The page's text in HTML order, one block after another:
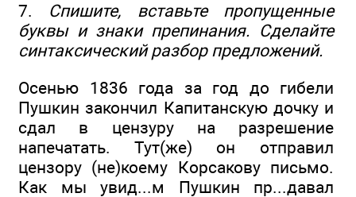
7. Спишите, вставьте пропущенные
буквы и знаки препинания. Сделайте
синтаксический разбор предложений.
Осенью 1836 года за год до гибели
Пушкин закончил Капитанскую дочку и
сдал в цензуру на разрешение
напечатать. Тут(же) он отправил
цензору (не)коему Корсакову письмо.
Как мы увид...м Пушкин пр...давал